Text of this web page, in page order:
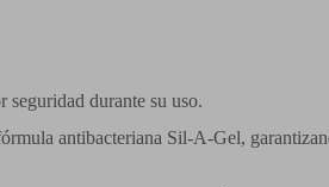
seguridad durante su uso.
antibacteriana Sil-A-Gel,